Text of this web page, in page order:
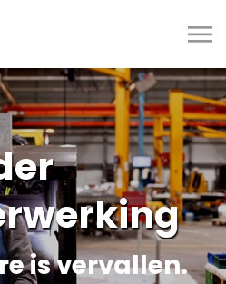
is vervallen.